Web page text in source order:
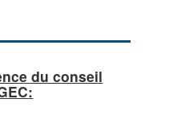
du conseil
: